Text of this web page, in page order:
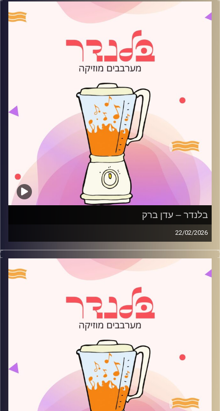
קרדיט תמונות: AudioVersity
בלנדר – עדן ברק
22/02/2026
מוזיקה רגועה לפתוח איתה את הבוקר בהגשת עדן ברק
קרדיט תמונות:
AudioVersity